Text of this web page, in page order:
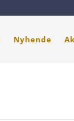
Nyhende